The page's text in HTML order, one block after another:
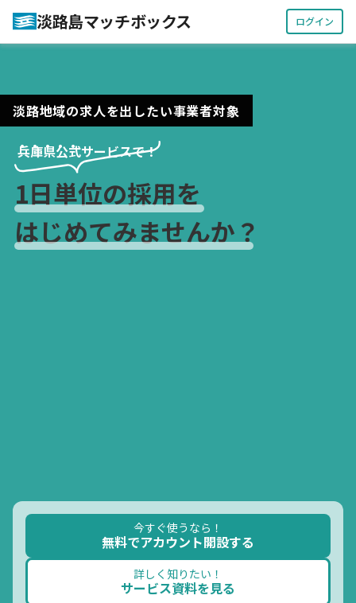
淡路島マッチボックス ログイン
淡路地域の求人を出したい事業者対象
・・・・・
兵庫県公式サービスで！
1日単位の採用を
はじめてみませんか？
今すぐ使うなら！
無料でアカウント開設する
詳しく知りたい！
サービス資料を見る